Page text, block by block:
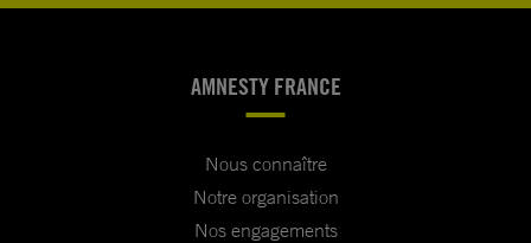
AMNESTY FRANCE
Nous connaître
Notre organisation
Nos engagements